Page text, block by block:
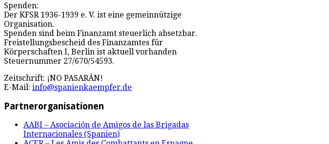
Spenden:
Der KFSR 1936-1939 e. V. ist eine gemeinnützige
Organisation.
Spenden sind beim Finanzamt steuerlich absetzbar.
Freistellungsbescheid des Finanzamtes für
Körperschaften I, Berlin ist aktuell vorhanden
Steuernummer 27/670/54593.
Zeitschrift: ¡NO PASARÁN!
E-Mail: info@spanienkaempfer.de
Partnerorganisationen
AABI – Asociación de Amigos de las Brigadas
Internacionales (Spanien)